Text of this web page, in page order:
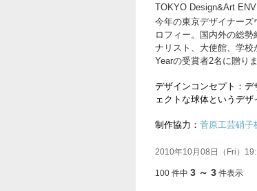
TOKYO Design&Art
今年の東京デザイナーズ
ロフィー。国内外の総
ナリスト、大使館、学
Yearの受賞者2名に贈りま
デザインコンセプト：
ェクトな球体というデザ
制作協力： 菅原工芸硝子
2010年10月08日（Fri）
100 件中 3 ～ 3 件表示